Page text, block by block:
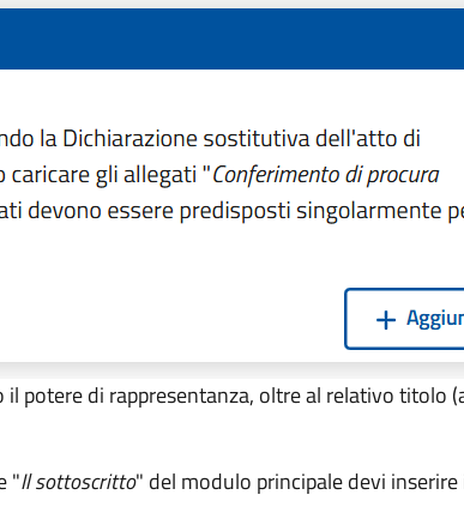
potere di rappresentanza, oltre al relativo titolo
"Il sottoscritto" del modulo principale devi inserire